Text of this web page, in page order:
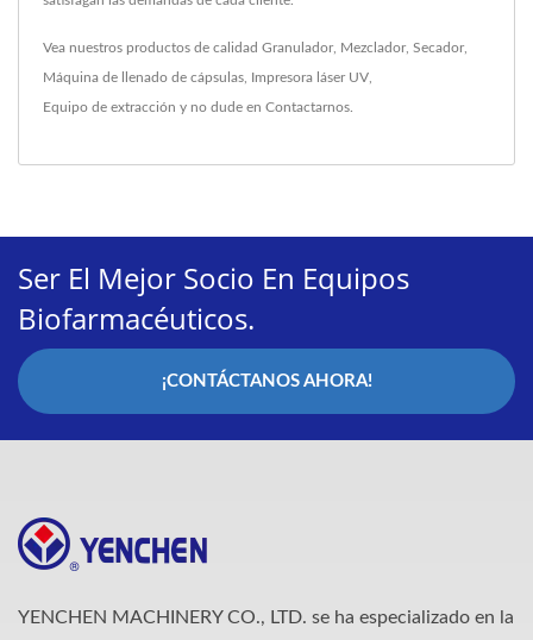
Vea nuestros productos de calidad Granulador, Mezclador, Secador,
Máquina de llenado de cápsulas Impresora láser UV
Equipo de extracción y no dude en Contactarnos
Ser El Mejor Socio En Equipos
Biofarmacéuticos.
¡CONTÁCTANOS AHORA!
YENCHEN MACHINERY CO., LTD. se ha especializado en la